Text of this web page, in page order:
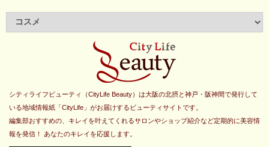
シティライフビューティ（CityLife Beauty）は大阪の北摂と神戸・阪神間で発行して
いる地域情報紙「CityLife」がお届けするビューティサイトです。
編集部おすすめの、キレイを叶えてくれるサロンやショップ紹介など定期的に美容情
報を発信！ あなたのキレイを応援します。